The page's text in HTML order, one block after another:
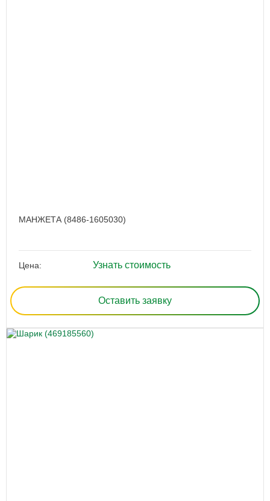
МАНЖЕТА (8486-1605030)
Цена: Узнать стоимость
Оставить заявку